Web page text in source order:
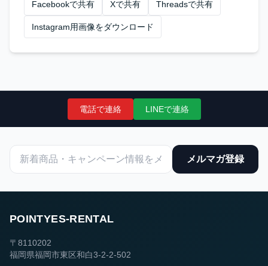
Facebookで共有 Xで共有 Threadsで共有
Instagram用画像をダウンロード
電話で連絡 LINEで連絡
メルマガ登録
POINTYES-RENTAL
〒8110202
福岡県福岡市東区和白3-2-2-502